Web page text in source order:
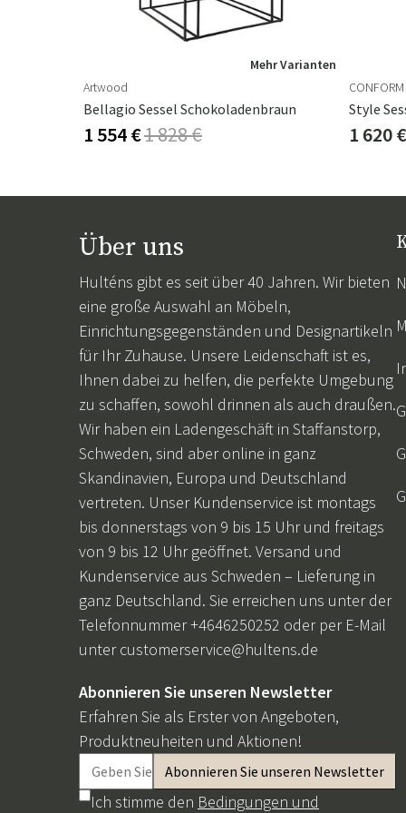
Mehr Varianten
Artwood
Bellagio Sessel Schokoladenbraun
1 554 €1 828 €
CONFORM
1 620 €
Über uns
Hulténs gibt es seit über 40 Jahren. Wir bieten
eine große Auswahl an Möbeln,
Einrichtungsgegenständen und Designartikeln
für Ihr Zuhause. Unsere Leidenschaft ist es,
Ihnen dabei zu helfen, die perfekte Umgebung
zu schaffen, sowohl drinnen als auch draußen.
Wir haben ein Ladengeschäft in Staffanstorp,
Schweden, sind aber online in ganz
Skandinavien, Europa und Deutschland
vertreten. Unser Kundenservice ist montags
bis donnerstags von 9 bis 15 Uhr und freitags
von 9 bis 12 Uhr geöffnet. Versand und
Kundenservice aus Schweden – Lieferung in
ganz Deutschland. Sie erreichen uns unter der
Telefonnummer +4646250252 oder per E-Mail
untercustomerservice@hultens.de
Abonnieren Sie unseren Newsletter
Erfahren Sie als Erster von Angeboten,
Produktneuheiten und Aktionen!
Ich stimme den Bedingungen und